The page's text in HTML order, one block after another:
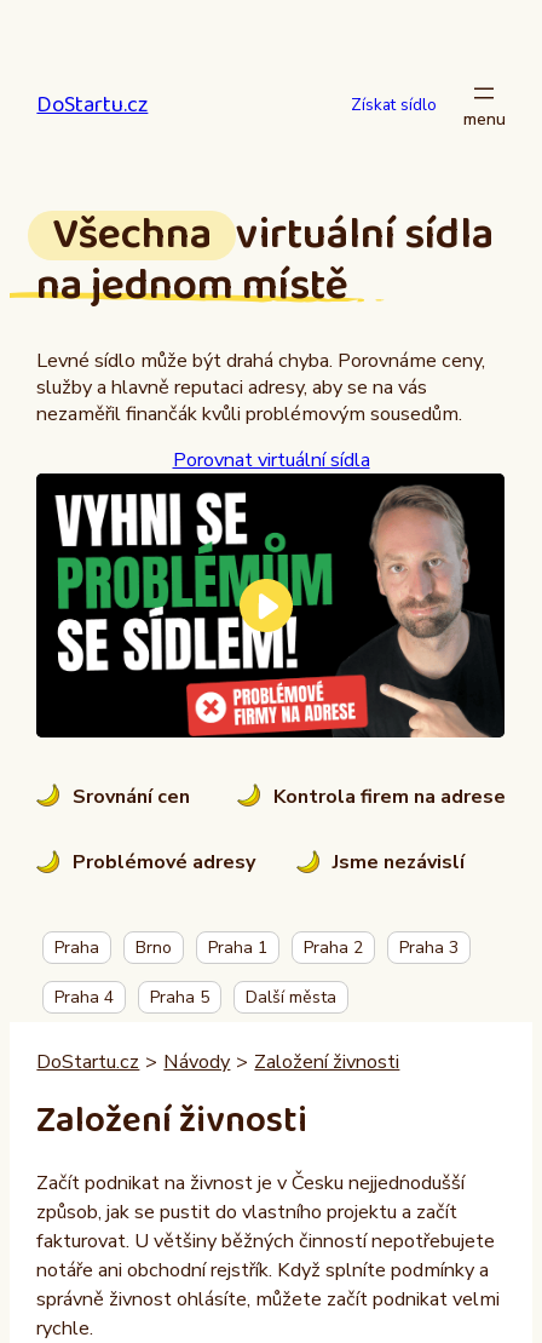
DoStartu.cz Získat sídlo
Všechna virtuální sídla
na jednom místě
Levné sídlo může být drahá chyba. Porovnáme ceny,
služby a hlavně reputaci adresy, aby se na vás
nezaměřil finančák kvůli problémovým sousedům.
Porovnat virtuální sídla
Srovnání cen Kontrola firem na adrese
Problémové adresy Jsme nezávislí
Praha Brno Praha 1 Praha 2 Praha 3
Praha 4 Praha 5 Další města
DoStartu.cz > Návody > Založení živnosti
Založení živnosti
Začít podnikat na živnost je v Česku nejjednodušší
způsob, jak se pustit do vlastního projektu a začít
fakturovat. U většiny běžných činností nepotřebujete
notáře ani obchodní rejstřík. Když splníte podmínky a
správně živnost ohlásíte, můžete začít podnikat velmi
rychle.